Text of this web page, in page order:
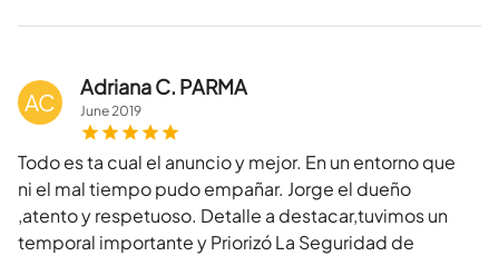
AC
Adriana C. PARMA
June2019
Todo es ta cual el anuncio y mejor. En un entorno que
ni el mal tiempo pudo empañar. Jorge el dueño
,atento y respetuoso. Detalle a destacar,tuvimos un
temporal importante y Priorizó La Seguridad de